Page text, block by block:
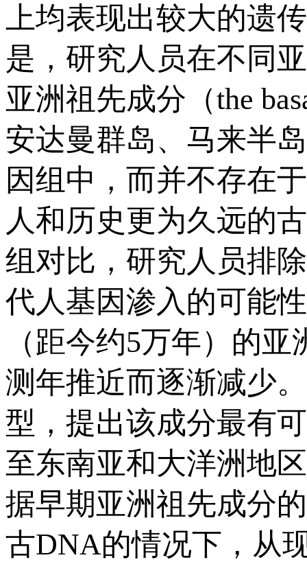
上均表现出较大的遗
是，研究人员在不同
亚洲祖先成分（the
安达曼群岛、马来半
因组中，而并不存在
人和历史更为久远的
组对比，研究人员排
代人基因渗入的可能
（距今约5万年）的
测年推近而逐渐减少
型，提出该成分最有
至东南亚和大洋洲地
据早期亚洲祖先成分
古DNA的情况下，从